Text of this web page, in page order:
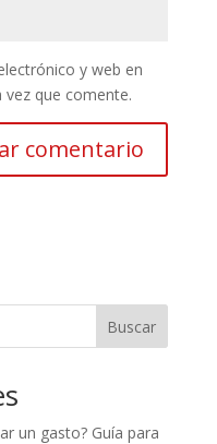
y web en
que comente.
Buscar
un gasto? Guía para